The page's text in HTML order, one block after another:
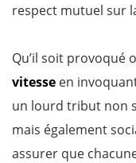
respect mutuel sur
Qu’il soit provoqué
vitesse en
un lourd tribut non
mais également
assurer que